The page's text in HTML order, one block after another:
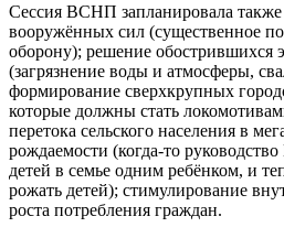
Сессия ВСНП запланировала
вооружённых сил (существенное
оборону); решение обострившихся
(загрязнение воды и атмосферы,
формирование сверхкрупных
которые должны стать
перетока сельского населения в
рождаемости (когда-то
детей в семье одним ребёнком, и
рожать детей); стимулирование
роста потребления граждан.